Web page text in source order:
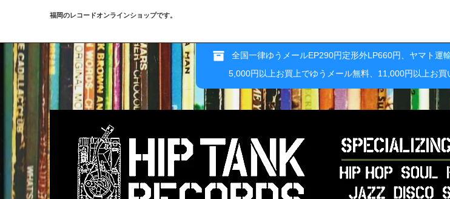
福岡のレコードオンラインショップです。
全国一律ゆうメールEP290円定形外LP660円、ヤマト運
5,000円以上お買上でゆうメール無料、11,000円以上お